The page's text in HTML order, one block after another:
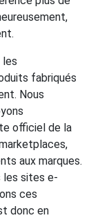
les
fabriqués
Nous
officiel de la
aux marques.
les sites e-
ces
donc en